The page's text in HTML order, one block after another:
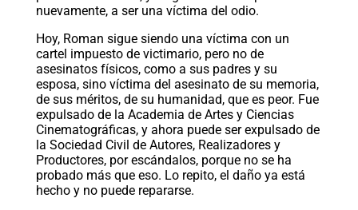
nuevamente, a ser una víctima del odio.
Hoy, Roman sigue siendo una víctima con un
cartel impuesto de victimario, pero no de
asesinatos físicos, como a sus padres y su
esposa, sino víctima del asesinato de su memoria,
de sus méritos, de su humanidad, que es peor. Fue
expulsado de la Academia de Artes y Ciencias
Cinematográficas, y ahora puede ser expulsado de
la Sociedad Civil de Autores, Realizadores y
Productores, por escándalos, porque no se ha
probado más que eso. Lo repito, el daño ya está
hecho y no puede repararse.